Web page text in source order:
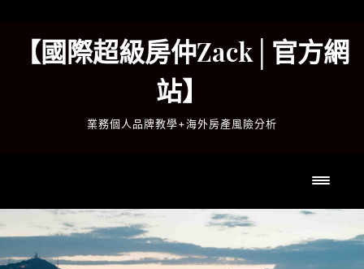
content【國際超級房仲Zack│官方網
站】
業務個人品牌教學+海外房產風險分析